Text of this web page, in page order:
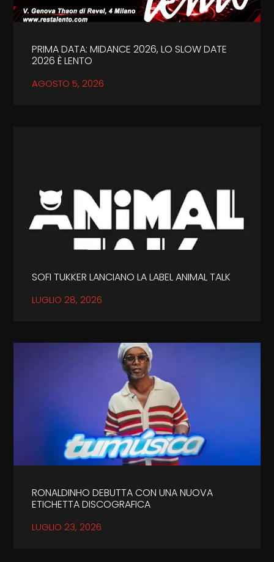
PRIMA DATA: MIDANCE 2026, LO SLOW DATE
2026 È LENTO
AGOSTO 5, 2026
SOFI TUKKER LANCIANO LA LABEL ANIMAL TALK
LUGLIO 28, 2026
RONALDINHO DEBUTTA CON UNA NUOVA
ETICHETTA DISCOGRAFICA
LUGLIO 23, 2026